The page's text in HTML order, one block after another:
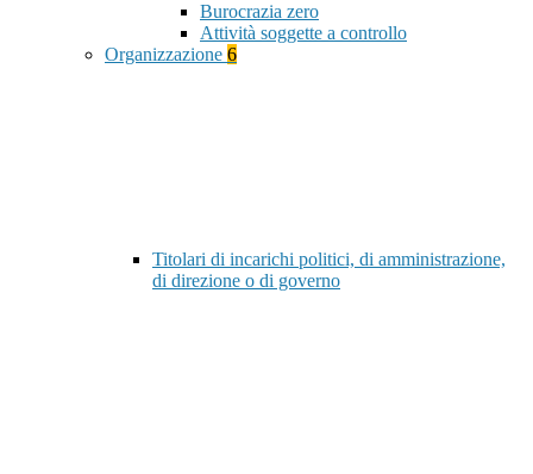
Burocrazia zero
Attività soggette a controllo
Organizzazione 6
Titolari di incarichi politici, di amministrazione,
di direzione o di governo